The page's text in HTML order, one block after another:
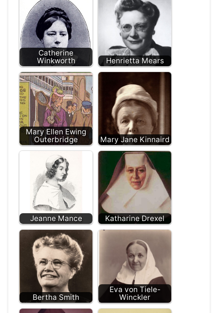
Catherine
Winkworth
Henrietta Mears
Mary Ellen Ewing
Outerbridge
Mary Jane Kinnaird
Jeanne Mance Katharine Drexel
Bertha Smith
Eva von Tiele-
Winckler